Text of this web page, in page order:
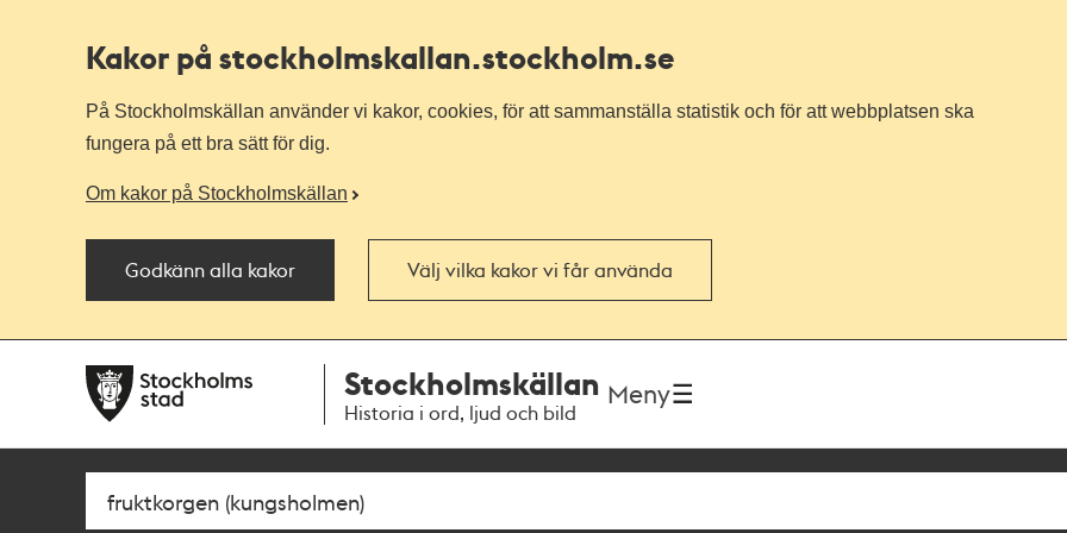
Kakor på stockholmskallan.stockholm.se
På Stockholmskällan använder vi kakor, cookies, för att sammanställa statistik och för att webbplatsen ska
fungera på ett bra sätt för dig.
Om kakor på Stockholmskällan
Godkänn alla kakor Välj vilka kakor vi får använda
navigationen
huvudinnehållet
Stockholmskällan
Historia i ord, ljud och bild
Meny
Sök